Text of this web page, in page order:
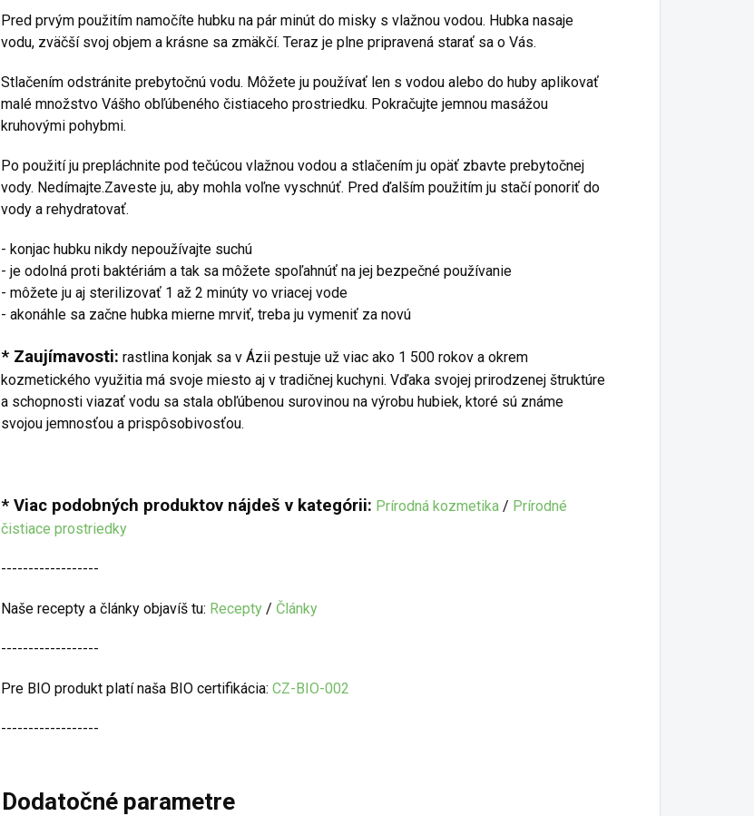
Pred prvým použitím namočíte hubku na pár minút do misky s vlažnou vodou. Hubka nasaje
vodu, zväčší svoj objem a krásne sa zmäkčí. Teraz je plne pripravená starať sa o Vás.
Stlačením odstránite prebytočnú vodu. Môžete ju používať len s vodou alebo do huby aplikovať
malé množstvo Vášho obľúbeného čistiaceho prostriedku. Pokračujte jemnou masážou
kruhovými pohybmi.
Po použití ju prepláchnite pod tečúcou vlažnou vodou a stlačením ju opäť zbavte prebytočnej
vody. Nedímajte.Zaveste ju, aby mohla voľne vyschnúť. Pred ďalším použitím ju stačí ponoriť do
vody a rehydratovať.
- konjac hubku nikdy nepoužívajte suchú
- je odolná proti baktériám a tak sa môžete spoľahnúť na jej bezpečné používanie
- môžete ju aj sterilizovať 1 až 2 minúty vo vriacej vode
- akonáhle sa začne hubka mierne mrviť, treba ju vymeniť za novú
* Zaujímavosti: rastlina konjak sa v Ázii pestuje už viac ako 1 500 rokov a okrem
kozmetického využitia má svoje miesto aj v tradičnej kuchyni. Vďaka svojej prirodzenej štruktúre
a schopnosti viazať vodu sa stala obľúbenou surovinou na výrobu hubiek, ktoré sú známe
svojou jemnosťou a prispôsobivosťou.
* Viac podobných produktov nájdeš v kategórii: Prírodná kozmetika / Prírodné
čistiace prostriedky
------------------
Naše recepty a články objavíš tu: Recepty / Články
------------------
Pre BIO produkt platí naša BIO certifikácia: CZ-BIO-002
------------------
Dodatočné parametre